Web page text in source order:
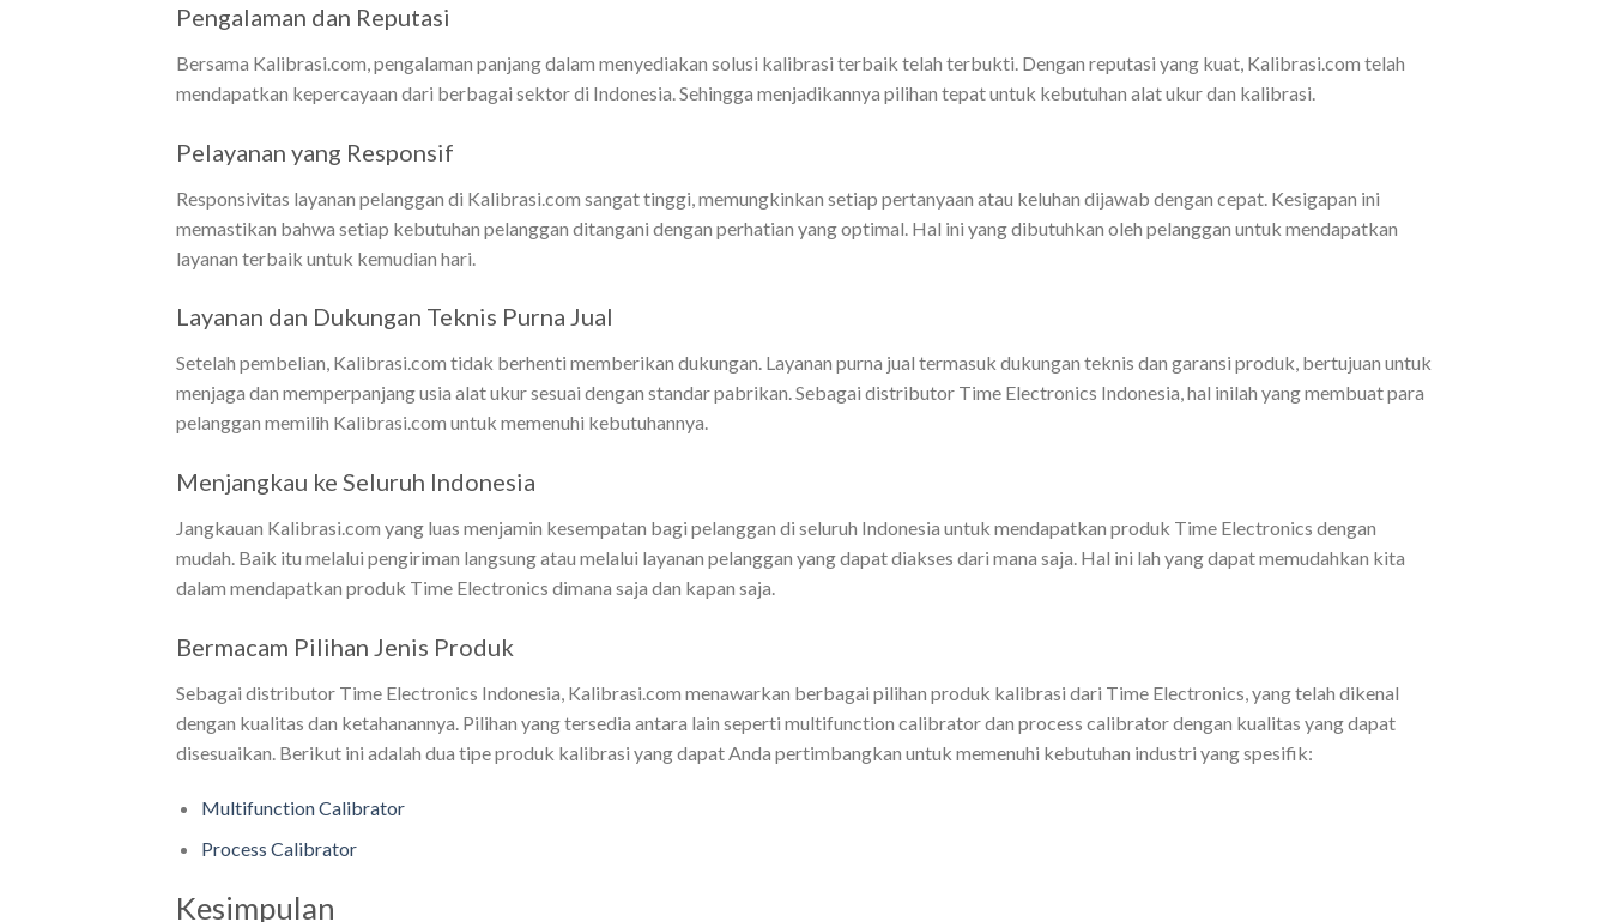
Pengalaman dan Reputasi
Bersama Kalibrasi.com, pengalaman panjang dalam menyediakan solusi kalibrasi terbaik telah terbukti. Dengan reputasi yang kuat, Kalibrasi.com telah
mendapatkan kepercayaan dari berbagai sektor di Indonesia. Sehingga menjadikannya pilihan tepat untuk kebutuhan alat ukur dan kalibrasi.
Pelayanan yang Responsif
Responsivitas layanan pelanggan di Kalibrasi.com sangat tinggi, memungkinkan setiap pertanyaan atau keluhan dijawab dengan cepat. Kesigapan ini
memastikan bahwa setiap kebutuhan pelanggan ditangani dengan perhatian yang optimal. Hal ini yang dibutuhkan oleh pelanggan untuk mendapatkan
layanan terbaik untuk kemudian hari.
Layanan dan Dukungan Teknis Purna Jual
Setelah pembelian, Kalibrasi.com tidak berhenti memberikan dukungan. Layanan purna jual termasuk dukungan teknis dan garansi produk, bertujuan untuk
menjaga dan memperpanjang usia alat ukur sesuai dengan standar pabrikan. Sebagai distributor Time Electronics Indonesia, hal inilah yang membuat para
pelanggan memilih Kalibrasi.com untuk memenuhi kebutuhannya.
Menjangkau ke Seluruh Indonesia
Jangkauan Kalibrasi.com yang luas menjamin kesempatan bagi pelanggan di seluruh Indonesia untuk mendapatkan produk Time Electronics dengan
mudah. Baik itu melalui pengiriman langsung atau melalui layanan pelanggan yang dapat diakses dari mana saja. Hal ini lah yang dapat memudahkan kita
dalam mendapatkan produk Time Electronics dimana saja dan kapan saja.
Bermacam Pilihan Jenis Produk
Sebagai distributor Time Electronics Indonesia, Kalibrasi.com menawarkan berbagai pilihan produk kalibrasi dari Time Electronics, yang telah dikenal
dengan kualitas dan ketahanannya. Pilihan yang tersedia antara lain seperti multifunction calibrator dan process calibrator dengan kualitas yang dapat
disesuaikan. Berikut ini adalah dua tipe produk kalibrasi yang dapat Anda pertimbangkan untuk memenuhi kebutuhan industri yang spesifik:
Multifunction Calibrator
Process Calibrator
Kesimpulan